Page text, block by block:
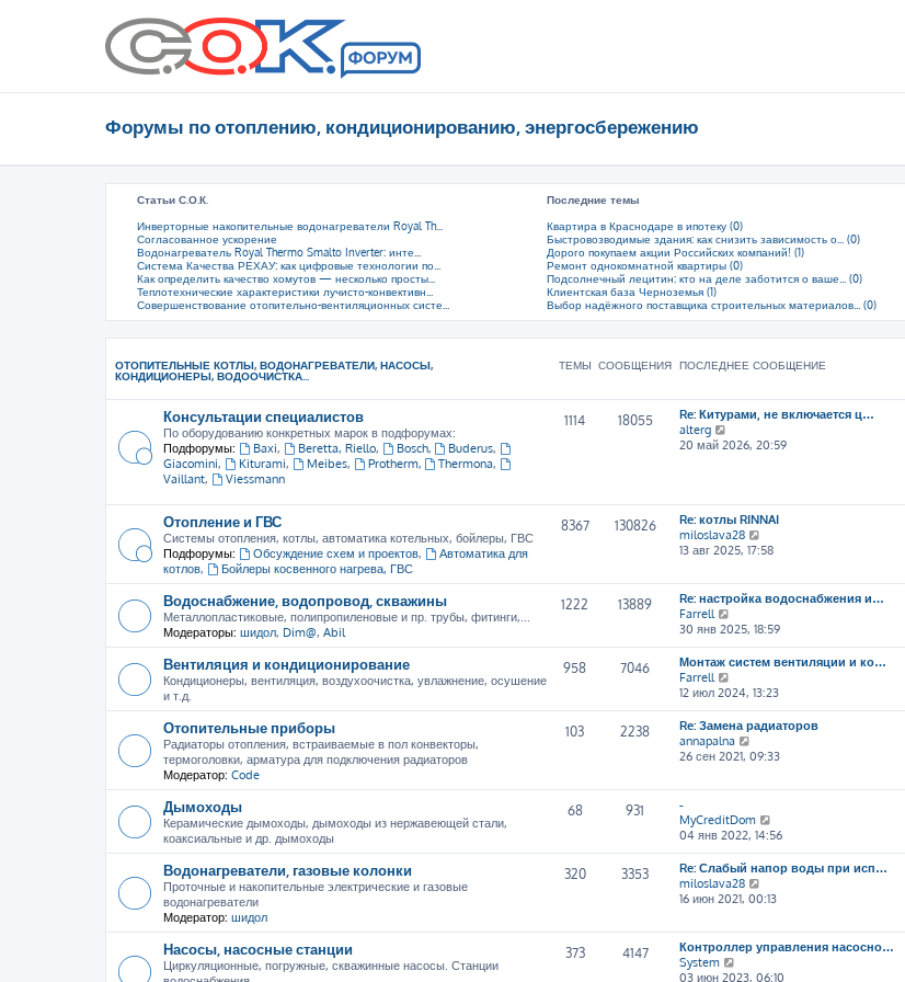
Форумы по отоплению, кондиционированию, энергосбережению
Статьи С.О.К.
Инверторные накопительные водонагреватели Royal Th...
Согласованное ускорение
Водонагреватель Royal Thermo Smalto Inverter: инте...
Система Качества РЕХАУ: как цифровые технологии по...
Как определить качество хомутов — несколько просты...
Теплотехнические характеристики лучисто-конвективн...
Совершенствование отопительно-вентиляционных систе...
Последние темы
Квартира в Краснодаре в ипотеку (0)
Быстровозводимые здания: как снизить зависимость о... (0)
Дорого покупаем акции Российских компаний! (1)
Ремонт однокомнатной квартиры (0)
Подсолнечный лецитин: кто на деле заботится о ваше... (0)
Клиентская база Черноземья (1)
Выбор надёжного поставщика строительных материалов... (0)
ОТОПИТЕЛЬНЫЕ КОТЛЫ, ВОДОНАГРЕВАТЕЛИ, НАСОСЫ,
КОНДИЦИОНЕРЫ, ВОДООЧИСТКА...
ТЕМЫ СООБЩЕНИЯ ПОСЛЕДНЕЕ СООБЩЕНИЕ
Консультации специалистов
По оборудованию конкретных марок в подфорумах:
Подфорумы:
Baxi, Beretta, Riello, Bosch, Buderus,
Giacomini, Kiturami, Meibes, Protherm, Thermona,
Vaillant, Viessmann
1114 18055
Re: Китурами, не включается ц…
alterg
е
т
и
к
п
с
л
е
д
н
е
м
у
о
о
б
и
ю
20 май 2026, 20:59
Отопление и ГВС
Системы отопления, котлы, автоматика котельных, бойлеры, ГВС
Подфорумы:
Обсуждение схем и проектов,
Автоматика для
котлов, Бойлеры косвенного нагрева, ГВС
8367 130826
Re: котлы RINNAI
miloslava28
е
е
й
и
п
с
д
н
е
у
о
о
б
щ
н
ю
13 авг 2025, 17:58
Водоснабжение, водопровод, скважины
Металлопластиковые, полипропиленовые и пр. трубы, фитинги,...
Модераторы: шидол, Dim@, Abil
1222 13889
Re: настройка водоснабжения и…
Farrell
е
р
е
т
к
п
о
д
н
е
м
у
с
о
б
щ
е
30 янв 2025, 18:59
Вентиляция и кондиционирование
Кондиционеры, вентиляция, воздухоочистка, увлажнение, осушение
и т.д.
958 7046
Монтаж систем вентиляции и ко…
Farrell
е
р
е
й
т
о
с
д
н
е
у
с
о
12 июл 2024, 13:23
Отопительные приборы
Радиаторы отопления, встраиваемые в пол конвекторы,
термоголовки, арматура для подключения радиаторов
Модератор: Code
103 2238
Re: Замена радиаторов
annapalna
е
е
т
и
п
о
с
н
е
26 сен 2021, 09:33
Дымоходы
Керамические дымоходы, дымоходы из нержавеющей стали,
коаксиальные и др. дымоходы
68 931
-
MyCreditDom
е
р
е
т
п
о
с
04 янв 2022, 14:56
Водонагреватели, газовые колонки
Проточные и накопительные электрические и газовые
водонагреватели
Модератор: шидол
320 3353
Re: Слабый напор воды при исп…
miloslava28
е
е
й
и
16 июн 2021, 00:13
Насосы, насосные станции
Циркуляционные, погружные, скважинные насосы. Станции
373 4147
Контроллер управления насосно…
System
е
03 июн 2023, 06:10